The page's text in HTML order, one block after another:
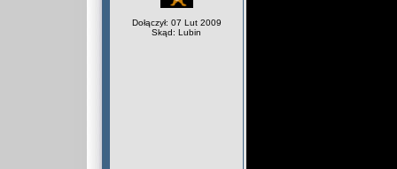
Dołączył: 07 Lut 2009
Skąd: Lubin